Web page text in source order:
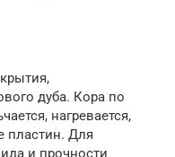
дуба. Кора по
нагревается,
пластин. Для
и прочности